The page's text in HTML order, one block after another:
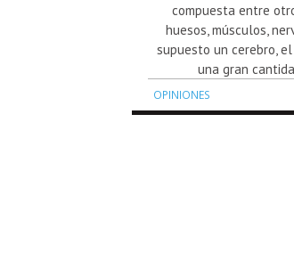
compuesta entre
huesos, músculos,
supuesto un cerebro,
una gran
OPINIONES